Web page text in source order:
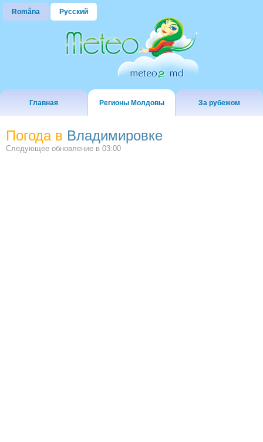
Româna Русский
Главная Регионы Молдовы За рубежом
Погода в Владимировке
Следующее обновление в 03:00